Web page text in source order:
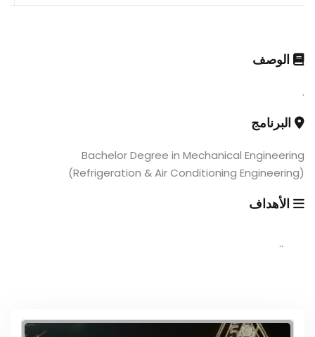
الوصف
.
البرنامج
Bachelor Degree in Mechanical Engineering
(Refrigeration & Air Conditioning Engineering)
الأهداف
..